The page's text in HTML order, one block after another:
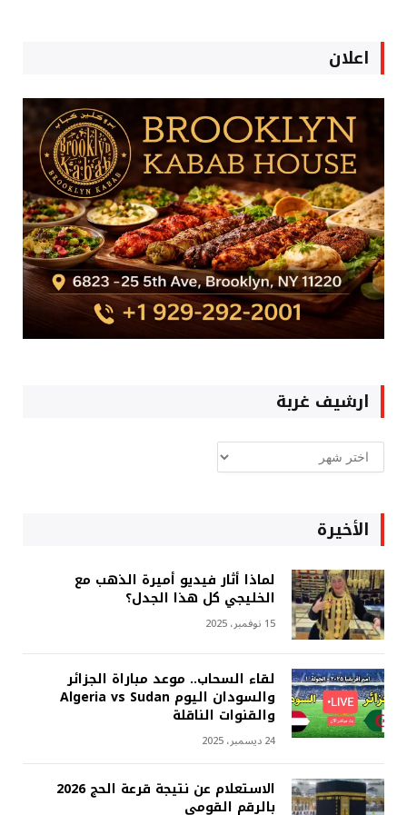
اعلان
ارشيف غربة
ارشيف
غربة
الأخيرة
لماذا أثار فيديو أميرة الذهب مع
الخليجي كل هذا الجدل؟
15 نوفمبر، 2025
لقاء السحاب.. موعد مباراة الجزائر
والسودان اليوم Algeria vs Sudan
والقنوات الناقلة
24 ديسمبر، 2025
الاستعلام عن نتيجة قرعة الحج 2026
بالرقم القومي